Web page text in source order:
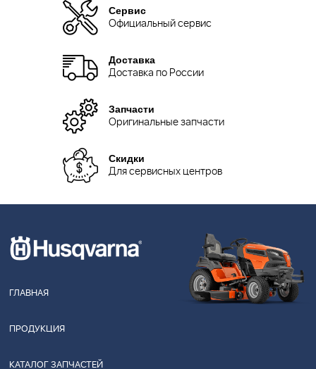
Сервис
Официальный сервис
Доставка
Доставка по России
Запчасти
Оригинальные запчасти
Скидки
Для сервисных центров
ГЛАВНАЯ
ПРОДУКЦИЯ
КАТАЛОГ ЗАПЧАСТЕЙ